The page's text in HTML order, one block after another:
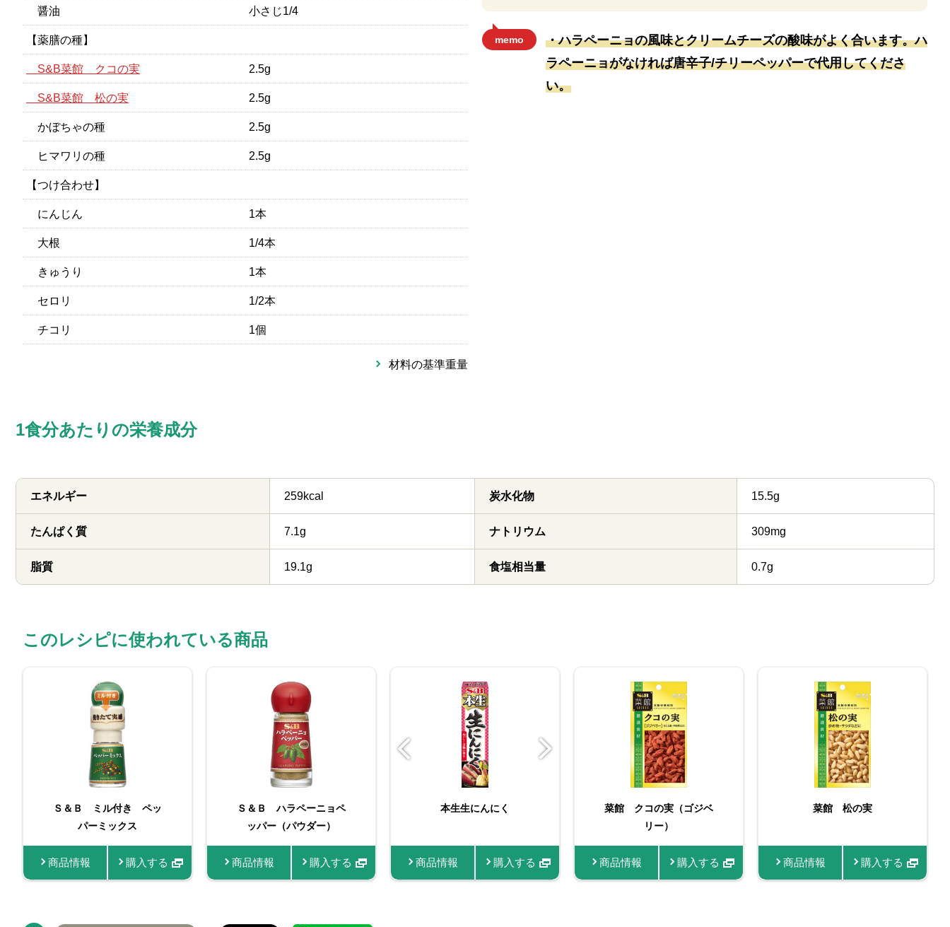
醤油 小さじ1/4
【薬膳の種】
S&B菜館 クコの実 2.5g
S&B菜館 松の実 2.5g
かぼちゃの種 2.5g
ヒマワリの種 2.5g
【つけ合わせ】
にんじん 1本
大根 1/4本
きゅうり 1本
セロリ 1/2本
チコリ 1個
材料の基準重量
memo
・ハラペーニョの風味とクリームチーズの酸味がよく合います。ハ
ラペーニョがなければ唐辛子/チリーペッパーで代用してくださ
い。
1食分あたりの栄養成分
エネルギー 259kcal
たんぱく質 7.1g
脂質 19.1g
炭水化物 15.5g
ナトリウム 309mg
食塩相当量 0.7g
このレシピに使われている商品
Ｓ＆Ｂ ミル付き ペッ
パーミックス
商品情報 購入する
Ｓ＆Ｂ ハラペーニョペ
ッパー（パウダー）
商品情報 購入する
ビン入りおろし生にんに
く
商品情報 購入する
本生生にんにく
商品情報 購入する
おろし生にんにく
商品情報 購入する
たっぷりサイズ おろし
商品情報 購入する
菜館 クコの実（ゴジベ
リー）
商品情報 購入する
菜館 松の実
商品情報 購入する